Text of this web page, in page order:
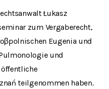
Łukasz
zum Vergaberecht,
Eugenia und
und
teilgenommen haben.